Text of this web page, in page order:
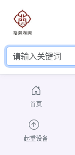
首页
起重设备